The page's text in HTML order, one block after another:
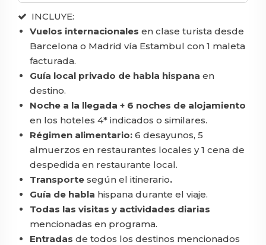
INCLUYE:
Vuelos internacionales en clase turista desde
Barcelona o Madrid vía Estambul con 1 maleta
facturada.
Guía local privado de habla hispana en
destino.
Noche a la llegada + 6 noches de alojamiento
en los hoteles 4* indicados o similares.
Régimen alimentario: 6 desayunos, 5
almuerzos en restaurantes locales y 1 cena de
despedida en restaurante local.
Transporte según el itinerario.
Guía de habla hispana durante el viaje.
Todas las visitas y actividades diarias
mencionadas en programa.
Entradas de todos los destinos mencionados